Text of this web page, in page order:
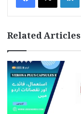
Related Articles